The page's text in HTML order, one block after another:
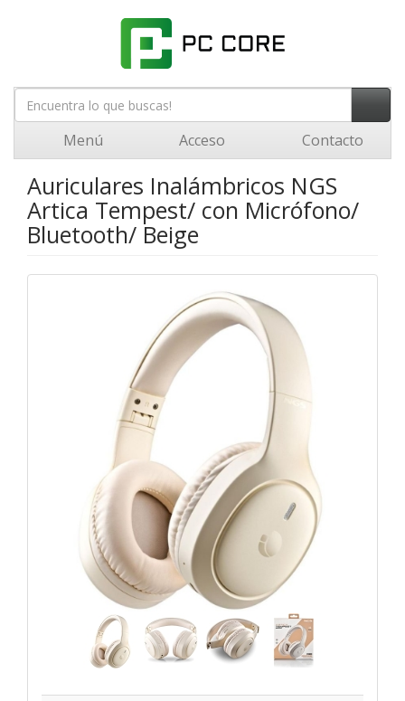
Menú Acceso Contacto
Auriculares Inalámbricos NGS
Artica Tempest/ con Micrófono/
Bluetooth/ Beige